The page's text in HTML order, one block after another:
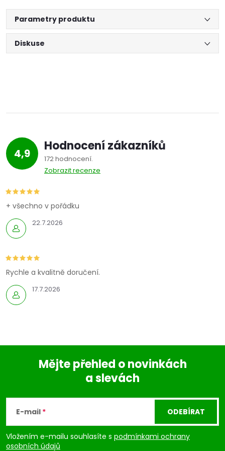
Parametry produktu
Diskuse
4,9 Hodnocení zákazníků
172 hodnocení
Zobrazit recenze
22.7.2026
+ všechno v pořádku
17.7.2026
Rychle a kvalitně doručení.
p
Mějte přehled o novinkách
a slevách
E-mail
Vložením e-mailu souhlasíte s podmínkami ochrany
osobních údajů
ODEBÍRAT